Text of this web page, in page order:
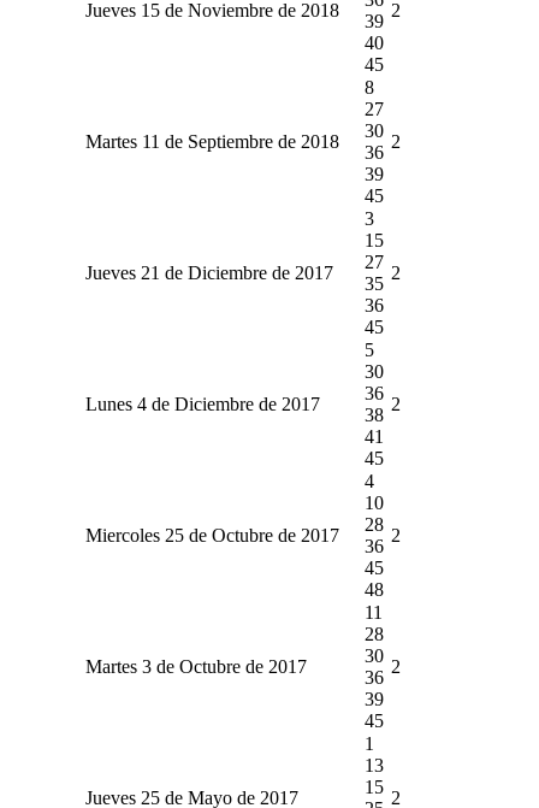
Jueves 15 de Noviembre de 2018
39
40
45
2
Martes 11 de Septiembre de 2018
8
27
30
36
39
45
2
Jueves 21 de Diciembre de 2017
3
15
27
35
36
45
2
Lunes 4 de Diciembre de 2017
5
30
36
38
41
45
2
Miercoles 25 de Octubre de 2017
4
10
28
36
45
48
2
Martes 3 de Octubre de 2017
11
28
30
36
39
45
2
Jueves 25 de Mayo de 2017
1
13
15
2